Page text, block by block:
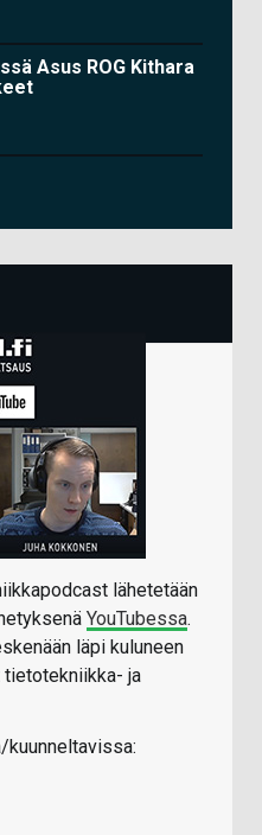
Asus ROG Kithara
lähetetään
YouTubessa.
läpi kuluneen
tietotekniikka- ja